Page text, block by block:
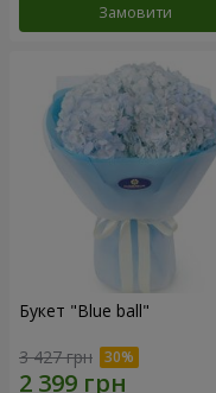
Замовити
Букет "Blue ball"
3 427 грн